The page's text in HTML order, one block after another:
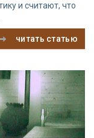
и считают, что
читать статью